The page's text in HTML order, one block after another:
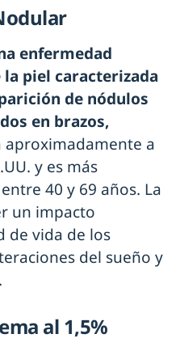
enfermedad
piel caracterizada
de nódulos
en brazos,
aproximadamente a
y es más
40 y 69 años. La
un impacto
de vida de los
del sueño y
al 1,5%